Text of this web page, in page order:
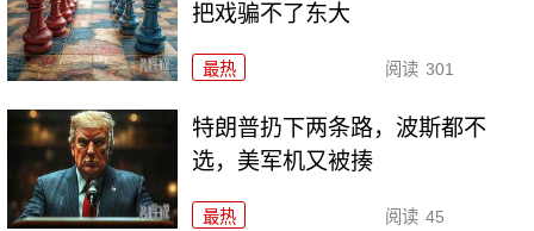
把戏骗不了东大
最热 阅读 301
特朗普扔下两条路，波斯都不
选，美军机又被揍
最热 阅读 45